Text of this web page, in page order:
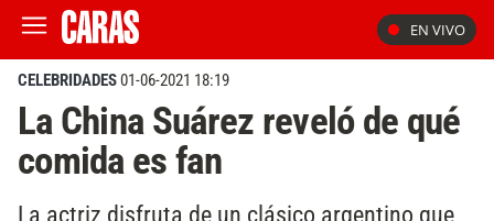
EN VIVO
CELEBRIDADES01-06-2021 18:19
La China Suárez reveló de qué
comida es fan
La actriz disfruta de un clásico argentino que